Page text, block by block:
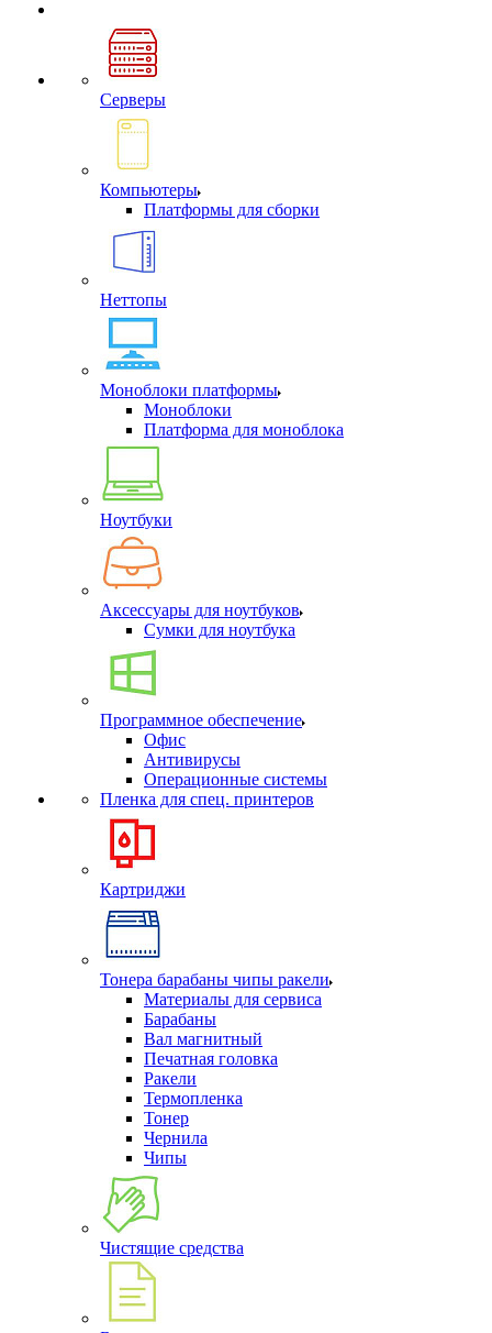
Серверы
Компьютеры
Платформы для сборки
Неттопы
Моноблоки платформы
Моноблоки
Платформа для моноблока
Ноутбуки
Аксессуары для ноутбуков
Сумки для ноутбука
Программное обеспечение
Офис
Антивирусы
Операционные системы
Пленка для спец. принтеров
Картриджи
Тонера барабаны чипы ракели
Материалы для сервиса
Барабаны
Вал магнитный
Печатная головка
Ракели
Термопленка
Тонер
Чернила
Чипы
Чистящие средства